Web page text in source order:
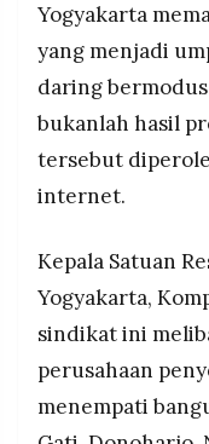
PT.
©
Rp30 miliar
Enam
ditangkap,
menyediakan
menipu
Australia
Polisi gandeng
operasi,
berisi konten
cabang
Yogyakarta
yang menjadi
daring
bukanlah hasil
tersebut
internet.
Kepala Satuan
Yogyakarta,
sindikat ini
perusahaan
menempati